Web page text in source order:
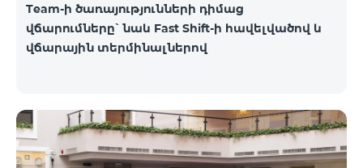
Team-ի ծառայությունների դիմաց
վճարումները՝ նաև Fast Shift-ի հավելվածով և
վճարային տերմինալներով